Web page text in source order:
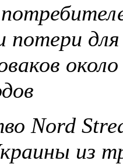
потери
Nord
из